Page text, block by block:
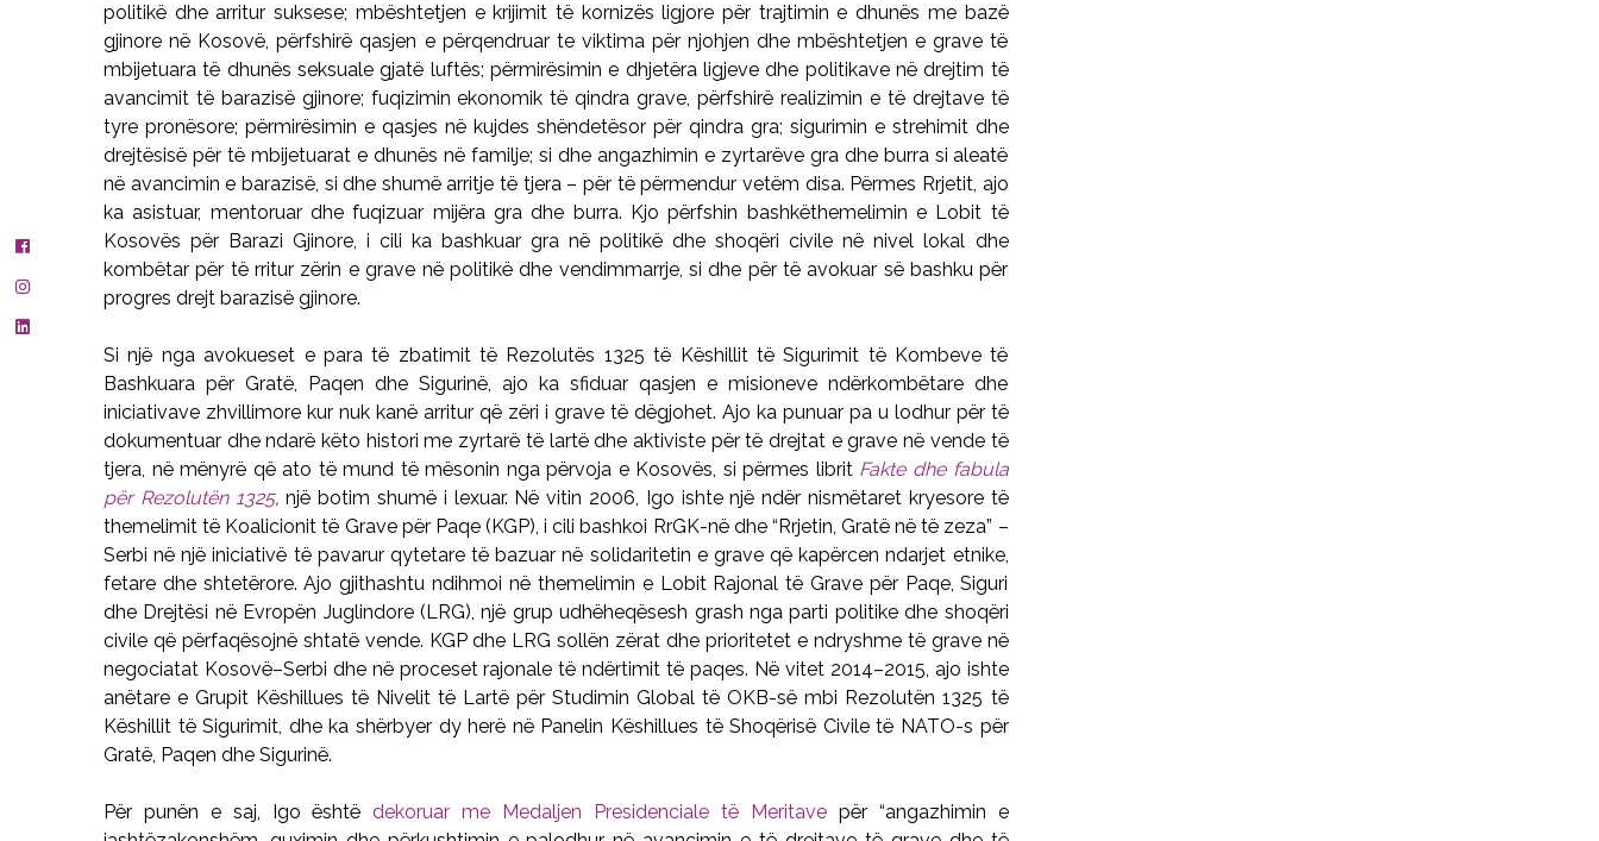
politikë dhe arritur suksese; mbështetjen e krijimit të kornizës ligjore për trajtimin e dhunës me bazë
gjinore në Kosovë, përfshirë qasjen e përqendruar te viktima për njohjen dhe mbështetjen e grave të
mbijetuara të dhunës seksuale gjatë luftës; përmirësimin e dhjetëra ligjeve dhe politikave në drejtim të
avancimit të barazisë gjinore; fuqizimin ekonomik të qindra grave, përfshirë realizimin e të drejtave të
tyre pronësore; përmirësimin e qasjes në kujdes shëndetësor për qindra gra; sigurimin e strehimit dhe
drejtësisë për të mbijetuarat e dhunës në familje; si dhe angazhimin e zyrtarëve gra dhe burra si aleatë
në avancimin e barazisë, si dhe shumë arritje të tjera – për të përmendur vetëm disa. Përmes Rrjetit, ajo
ka asistuar, mentoruar dhe fuqizuar mijëra gra dhe burra. Kjo përfshin bashkëthemelimin e Lobit të
Kosovës për Barazi Gjinore, i cili ka bashkuar gra në politikë dhe shoqëri civile në nivel lokal dhe
kombëtar për të rritur zërin e grave në politikë dhe vendimmarrje, si dhe për të avokuar së bashku për
progres drejt barazisë gjinore.
Si një nga avokueset e para të zbatimit të Rezolutës 1325 të Këshillit të Sigurimit të Kombeve të
Bashkuara për Gratë, Paqen dhe Sigurinë, ajo ka sfiduar qasjen e misioneve ndërkombëtare dhe
iniciativave zhvillimore kur nuk kanë arritur që zëri i grave të dëgjohet. Ajo ka punuar pa u lodhur për të
dokumentuar dhe ndarë këto histori me zyrtarë të lartë dhe aktiviste për të drejtat e grave në vende të
tjera, në mënyrë që ato të mund të mësonin nga përvoja e Kosovës, si përmes librit Fakte dhe fabula
për Rezolutën 1325,një botim shumë i lexuar. Në vitin 2006, Igo ishte një ndër nismëtaret kryesore të
themelimit të Koalicionit të Grave për Paqe (KGP), i cili bashkoi RrGK-në dhe “Rrjetin, Gratë në të zeza” –
Serbi në një iniciativë të pavarur qytetare të bazuar në solidaritetin e grave që kapërcen ndarjet etnike,
fetare dhe shtetërore. Ajo gjithashtu ndihmoi në themelimin e Lobit Rajonal të Grave për Paqe, Siguri
dhe Drejtësi në Evropën Juglindore (LRG), një grup udhëheqësesh grash nga parti politike dhe shoqëri
civile që përfaqësojnë shtatë vende. KGP dhe LRG sollën zërat dhe prioritetet e ndryshme të grave në
negociatat Kosovë–Serbi dhe në proceset rajonale të ndërtimit të paqes. Në vitet 2014–2015, ajo ishte
anëtare e Grupit Këshillues të Nivelit të Lartë për Studimin Global të OKB-së mbi Rezolutën 1325 të
Këshillit të Sigurimit, dhe ka shërbyer dy herë në Panelin Këshillues të Shoqërisë Civile të NATO-s për
Gratë, Paqen dhe Sigurinë.
Për punën e saj, Igo ështëdekoruar me Medaljen Presidenciale të Meritavepër “angazhimin e